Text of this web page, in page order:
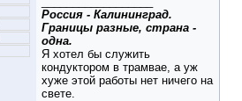
Россия - Калининград.
Границы разные, страна -
одна.
Я хотел бы служить
кондуктором в трамвае, а уж
хуже этой работы нет ничего на
свете.